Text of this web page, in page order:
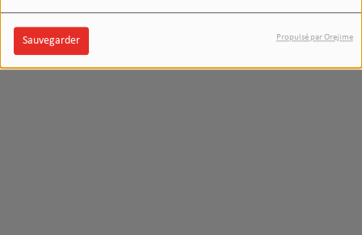
Sauvegarder Propulsé par Orejime